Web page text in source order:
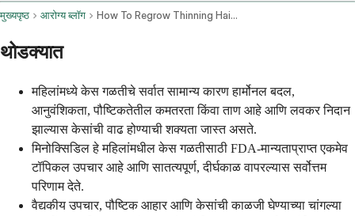
मुख्यपृष्ठ आरोग्य ब्लॉग How To Regrow Thinning Hair Female
थोडक्यात
महिलांमध्ये केस गळतीचे सर्वात सामान्य कारण हार्मोनल बदल,
आनुवंशिकता, पौष्टिकतेतील कमतरता किंवा ताण आहे आणि लवकर निदान
झाल्यास केसांची वाढ होण्याची शक्यता जास्त असते.
मिनोक्सिडिल हे महिलांमधील केस गळतीसाठी FDA-मान्यताप्राप्त एकमेव
टॉपिकल उपचार आहे आणि सातत्यपूर्ण, दीर्घकाळ वापरल्यास सर्वोत्तम
परिणाम देते.
वैद्यकीय उपचार, पौष्टिक आहार आणि केसांची काळजी घेण्याच्या चांगल्या